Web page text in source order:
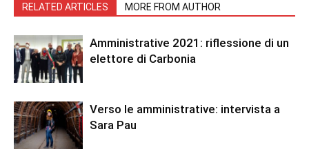
RELATED ARTICLES MORE FROM AUTHOR
Amministrative 2021: riflessione di un
elettore di Carbonia
Verso le amministrative: intervista a
Sara Pau